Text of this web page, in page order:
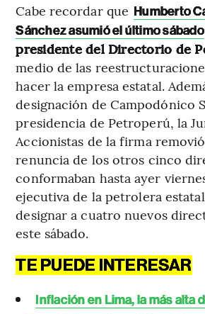
Cabe recordar que Humberto
Sánchez asumió el último sábado
presidente del Directorio de
medio de las
hacer la empresa estatal.
designación de Campodónico
presidencia de Petroperú, la
Accionistas de la firma
renuncia de los otros cinco
conformaban hasta ayer
ejecutiva de la petrolera
designar a cuatro nuevos
este sábado.
TE PUEDE INTERESAR
Inflación en Lima, la más alta